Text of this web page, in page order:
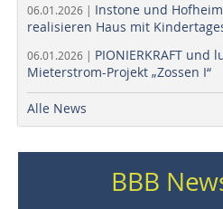
06.01.2026 | Instone und
realisieren Haus mit
06.01.2026 | PIONIERKRAFT
Mieterstrom-Projekt „Zossen I“
Alle News
BBB